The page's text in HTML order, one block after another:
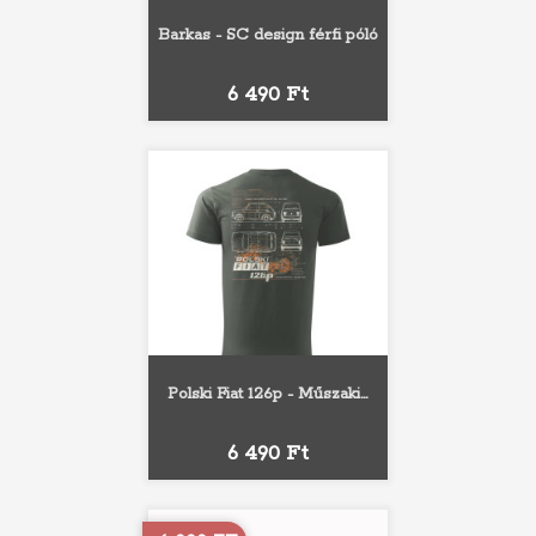
Barkas - SC design férfi póló
Ár
6 490 Ft
Polski Fiat 126p - Műszaki...
Ár
6 490 Ft